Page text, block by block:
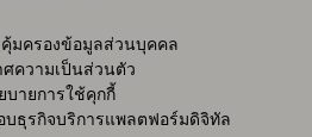
มครองข้อมูลส่วนบุคคล
ศความเป็นส่วนตัว
บายการใช้คุกกี้
บธุรกิจบริการแพลตฟอร์มดิจิทัล